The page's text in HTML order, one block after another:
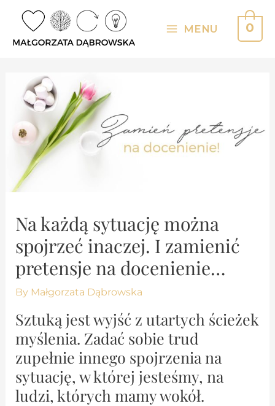
content
MENU 0
Na każdą sytuację można
spojrzeć inaczej. I zamienić
pretensje na docenienie…
By Małgorzata Dąbrowska
Sztuką jest wyjść z utartych ścieżek
myślenia. Zadać sobie trud
zupełnie innego spojrzenia na
sytuację, w której jesteśmy, na
ludzi, których mamy wokół.